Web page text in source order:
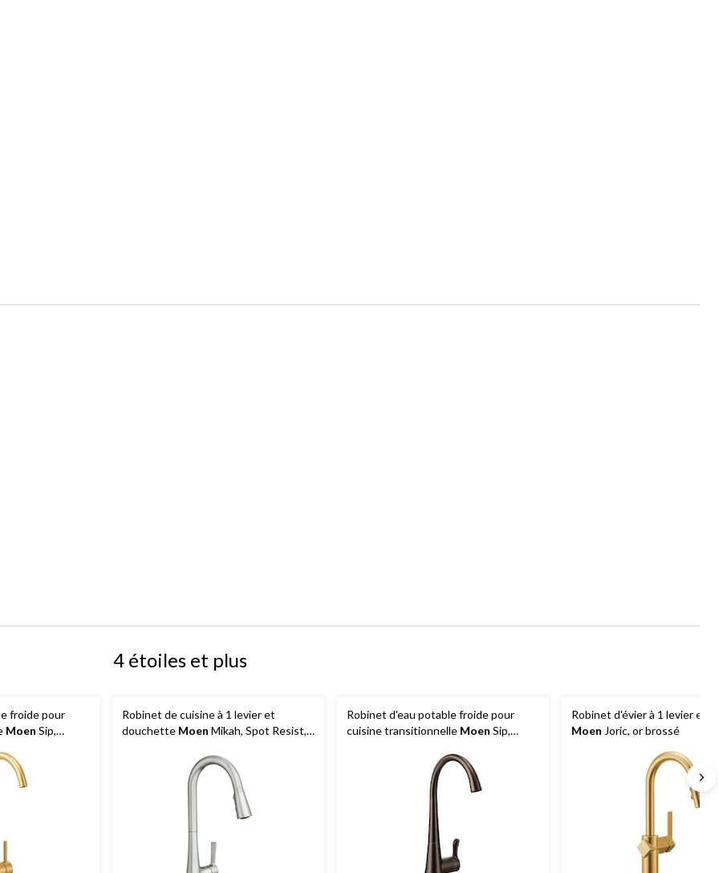
4 étoiles et plus
froide pour
Moen Sip,
Robinet de cuisine à 1 levier et
douchette Moen Mikah, Spot Resist,
Robinet d'eau potable froide pour
cuisine transitionnelle Moen Sip,
Robinet d'évier à 1 levier et
Moen Joric, or brossé